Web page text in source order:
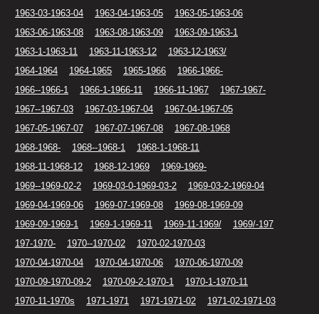
1963-03-1963-04
1963-04-1963-05
1963-05-1963-06
1963-06-1963-08
1963-08-1963-09
1963-09-1963-1
1963-1-1963-11
1963-11-1963-12
1963-12-1963/
1964-1964
1964-1965 1965-1966
1966-1966-
1966--1966-1
1966-1-1966-11 1966-11-1967
1967-1967-
1967--1967-03
1967-03-1967-04
1967-04-1967-05
1967-05-1967-07
1967-07-1967-08
1967-08-1968
1968-1968-
1968--1968-1
1968-1-1968-11
1968-11-1968-12
1968-12-1969
1969-1969-
1969--1969-02-2
1969-03-0-1969-03-2
1969-03-2-1969-04
1969-04-1969-06
1969-07-1969-08
1969-08-1969-09
1969-09-1969-1
1969-1-1969-11 1969-11-1969/
1969/-197
197-1970-
1970--1970-02
1970-02-1970-03
1970-04-1970-04
1970-04-1970-06
1970-06-1970-09
1970-09-1970-09-2
1970-09-2-1970-1
1970-1-1970-11
1970-11-1970s
1971-1971 1971-1971-02
1971-02-1971-03